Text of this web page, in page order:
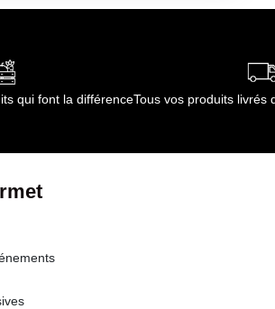
extrêmes
extrêmes
aux informations transmises
qui font la différenceTous vos produits livrés